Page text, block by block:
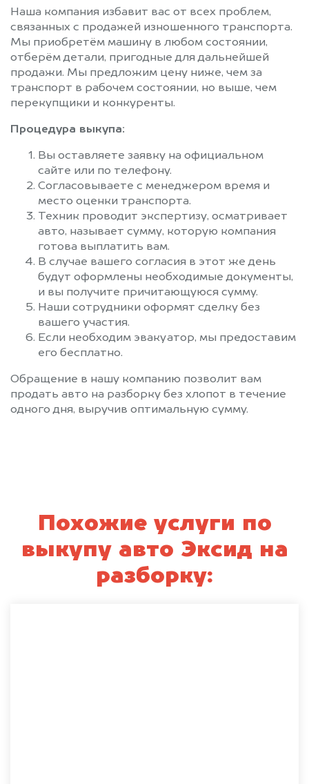
Наша компания избавит вас от всех проблем,
связанных с продажей изношенного транспорта.
Мы приобретём машину в любом состоянии,
отберём детали, пригодные для дальнейшей
продажи. Мы предложим цену ниже, чем за
транспорт в рабочем состоянии, но выше, чем
перекупщики и конкуренты.
Процедура выкупа:
Вы оставляете заявку на официальном
сайте или по телефону.
Согласовываете с менеджером время и
место оценки транспорта.
Техник проводит экспертизу, осматривает
авто, называет сумму, которую компания
готова выплатить вам.
В случае вашего согласия в этот же день
будут оформлены необходимые документы,
и вы получите причитающуюся сумму.
Наши сотрудники оформят сделку без
вашего участия.
Если необходим эвакуатор, мы предоставим
его бесплатно.
Обращение в нашу компанию позволит вам
продать авто на разборку без хлопот в течение
одного дня, выручив оптимальную сумму.
Похожие услуги по
выкупу авто Эксид на
разборку: